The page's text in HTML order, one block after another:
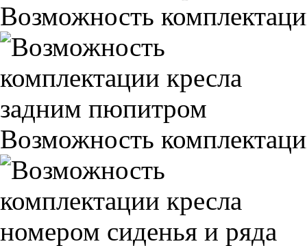
Возможность
Возможность